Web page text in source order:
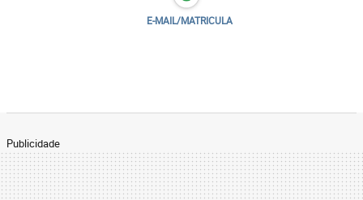
E-MAIL/MATRICULA
Publicidade